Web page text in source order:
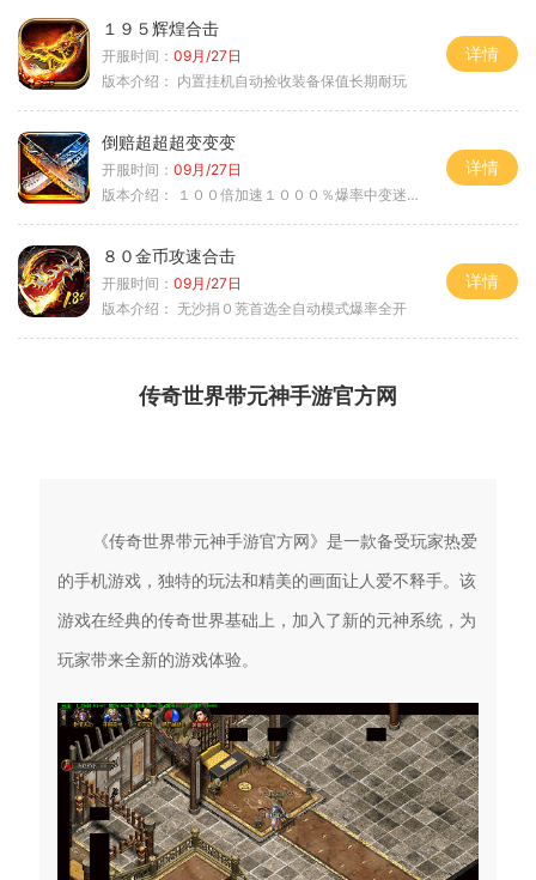
１９５辉煌合击
开服时间： 09月/27日
版本介绍： 内置挂机自动捡收装备保值长期耐玩
详情
倒赔超超超变变变
开服时间： 09月/27日
版本介绍：
１００倍加速１０００％爆率中变迷失单职
详情
８０金币攻速合击
开服时间： 09月/27日
版本介绍： 无沙捐０茺首选全自动模式爆率全开
详情
传奇世界带元神手游官方网
《传奇世界带元神手游官方网》是一款备受玩家热爱
的手机游戏，独特的玩法和精美的画面让人爱不释手。该
游戏在经典的传奇世界基础上，加入了新的元神系统，为
玩家带来全新的游戏体验。